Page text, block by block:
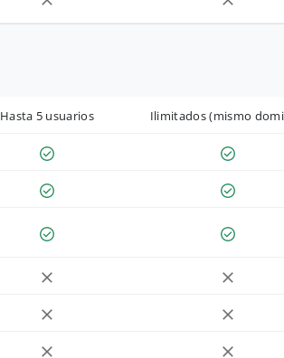
Hasta 5 usuarios Ilimitados (mismo